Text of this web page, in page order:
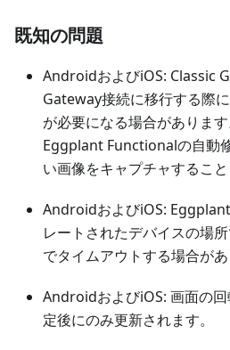
既知の問題
AndroidおよびiOS: Classic
Gateway接続に移行する際
が必要になる場合がありま
Eggplant Functionalの自動
い画像をキャプチャすること
AndroidおよびiOS:
レートされたデバイスの場
でタイムアウトする場合があ
AndroidおよびiOS: 画面の
定後にのみ更新されます。